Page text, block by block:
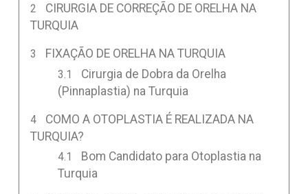
CIRURGIA DE CORREÇÃO DE ORELHA NA
TURQUIA
FIXAÇÃO DE ORELHA NA TURQUIA
Cirurgia de Dobra da Orelha
(Pinnaplastia) na Turquia
COMO A OTOPLASTIA É REALIZADA NA
TURQUIA?
Bom Candidato para Otoplastia na
Turquia